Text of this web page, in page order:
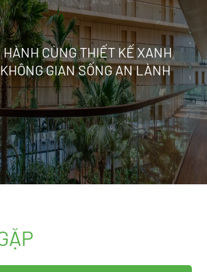
CÙNG THIẾT KẾ XANH
GIAN SỐNG AN LÀNH